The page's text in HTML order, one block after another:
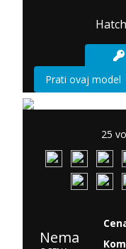
Imam
Prati ovaj model
25
Nema